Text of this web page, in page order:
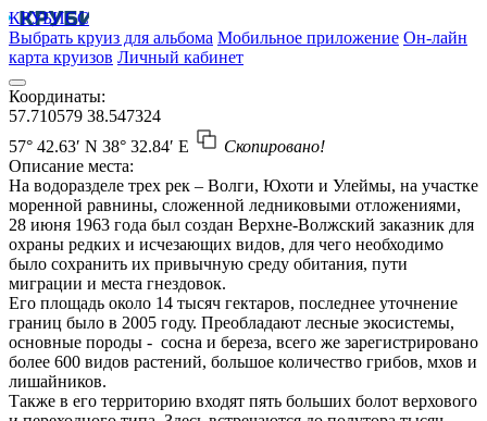
КРУБИСС
Выбрать круиз для альбома Мобильное приложение Он-лайн
карта круизов Личный кабинет
Координаты:
57.710579 38.547324
57° 42.63′ N 38° 32.84′ E
Скопировано!
Описание места:
На водоразделе трех рек – Волги, Юхоти и Улеймы, на участке
моренной равнины, сложенной ледниковыми отложениями,
28 июня 1963 года был создан Верхне-Волжский заказник для
охраны редких и исчезающих видов, для чего необходимо
было сохранить их привычную среду обитания, пути
миграции и места гнездовок.
Его площадь около 14 тысяч гектаров, последнее уточнение
границ было в 2005 году. Преобладают лесные экосистемы,
основные породы - сосна и береза, всего же зарегистрировано
более 600 видов растений, большое количество грибов, мхов и
лишайников.
Также в его территорию входят пять больших болот верхового